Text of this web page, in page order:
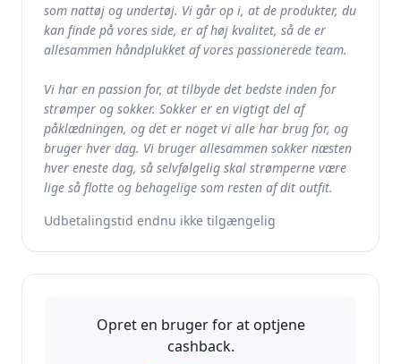
som nattøj og undertøj. Vi går op i, at de produkter, du
kan finde på vores side, er af høj kvalitet, så de er
allesammen håndplukket af vores passionerede team.
Vi har en passion for, at tilbyde det bedste inden for
strømper og sokker. Sokker er en vigtigt del af
påklædningen, og det er noget vi alle har brug for, og
bruger hver dag. Vi bruger allesammen sokker næsten
hver eneste dag, så selvfølgelig skal strømperne være
lige så flotte og behagelige som resten af dit outfit.
Udbetalingstid endnu ikke tilgængelig
Opret en bruger for at optjene
cashback.